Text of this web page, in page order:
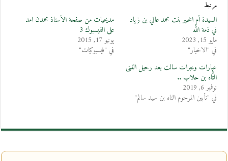
مرتبط
السيدة أم الخير بنت محمد عالي بن زياد
في ذمة الله
مايو 15, 2023
في "الاخبار"
مديحيات من صفحة الأستاذ محمدن امد
على الفيسبوك 3
يونيو 17, 2015
في "فيسبوكيات"
عبارات وعبرات سالت بعد رحيل الفتى
التَّاه بن حلاب ..
نوفمبر 6, 2019
في "تأبين المرحوم التاه بن سيد سالم"